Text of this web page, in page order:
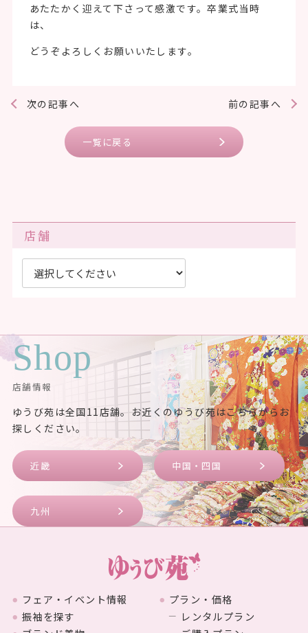
あたたかく迎えて下さって感激です。卒業式当時
は、
どうぞよろしくお願いいたします。
前の記事へ
次の記事へ
一覧に戻る
店舗
Shop
店舗情報
ゆうび苑は全国11店舗。お近くのゆうび苑はこちらからお
探しください。
近畿 中国・四国
九州
フェア・イベント情報
振袖を探す
プラン・価格
レンタルプラン